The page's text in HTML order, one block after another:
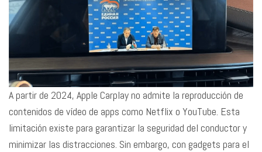
A partir de 2024, Apple Carplay no admite la reproducción de
contenidos de vídeo de apps como Netflix o YouTube. Esta
limitación existe para garantizar la seguridad del conductor y
minimizar las distracciones. Sin embargo, con gadgets para el